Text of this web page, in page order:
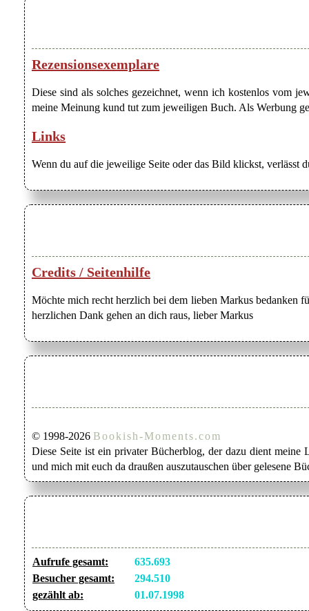
Rezensionsexemplare
Diese sind als solches gezeichnet, wenn ich kostenlos vom
meine Meinung kund tut zum jeweiligen Buch. Als Werbung
Links
Wenn du auf die jeweilige Seite oder das Bild klickst, verlässt
Credits / Seitenhilfe
Möchte mich recht herzlich bei dem lieben Markus bedanken
herzlichen Dank gehen an dich raus, lieber Markus
© 1998-2026 Bookish-Moments.com
Diese Seite ist ein privater Bücherblog, der dazu dient meine
und mich mit euch da draußen auszutauschen über gelesene
Aufrufe gesamt:
635.693
Besucher gesamt:
294.510
gezählt ab:
01.07.1998